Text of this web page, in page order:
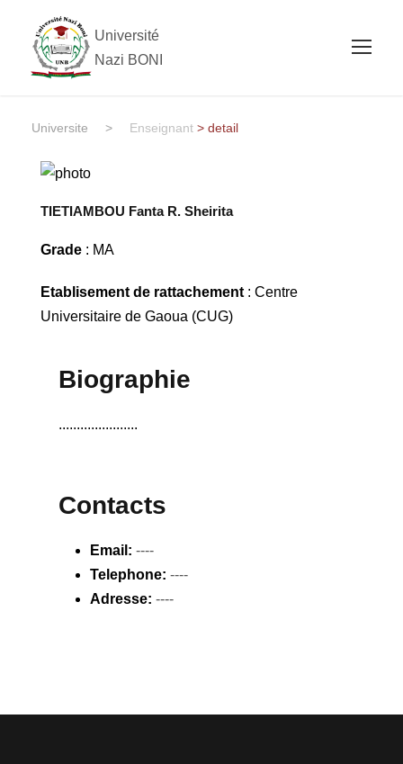
Université
Nazi BONI
Universite > Enseignant > detail
TIETIAMBOU Fanta R. Sheirita
Grade: MA
Etablisement de rattachement: Centre
Universitaire de Gaoua (CUG)
Biographie
......................
Contacts
Email: ----
Telephone: ----
Adresse: ----